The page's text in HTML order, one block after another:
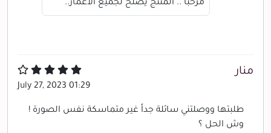
مرحبا .. المنتج يصلح لجميع الأعمار..
منار
July 27, 2023 01:29
طلبتها ووصلتني سائلة جداً غير متماسكة نفس الصورة !
وش الحل ؟